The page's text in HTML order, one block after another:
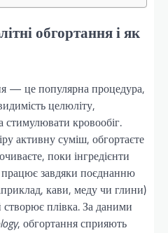
обгортання і як
— це популярна процедура,
целюліту,
кровообіг.
активну суміш, обгортаєте
поки інгредієнти
завдяки поєднанню
кави, меду чи глини)
плівка. За даними
, обгортання сприяють